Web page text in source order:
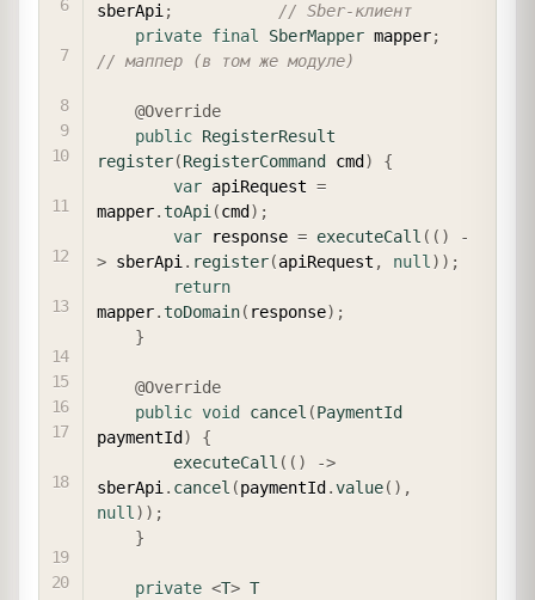
sberApi ;
// Sber-клиент
private final SberMapper mapper;
// маппер (в том же модуле)
@Override
public RegisterResult
register(RegisterCommand cmd )
{
var apiRequest =
mapper.toApi (cmd ) ;
var response = executeCall ( ( )
-
> sberApi . register(apiRequest , null ) ) ;
return
mapper.toDomain( response) ;
}
@Override
public void cancel (PaymentId
paymentId )
{
executeCall ( ( )
->
sberApi . cancel (paymentId .value( ) ,
null ) ) ;
}
private <T> T